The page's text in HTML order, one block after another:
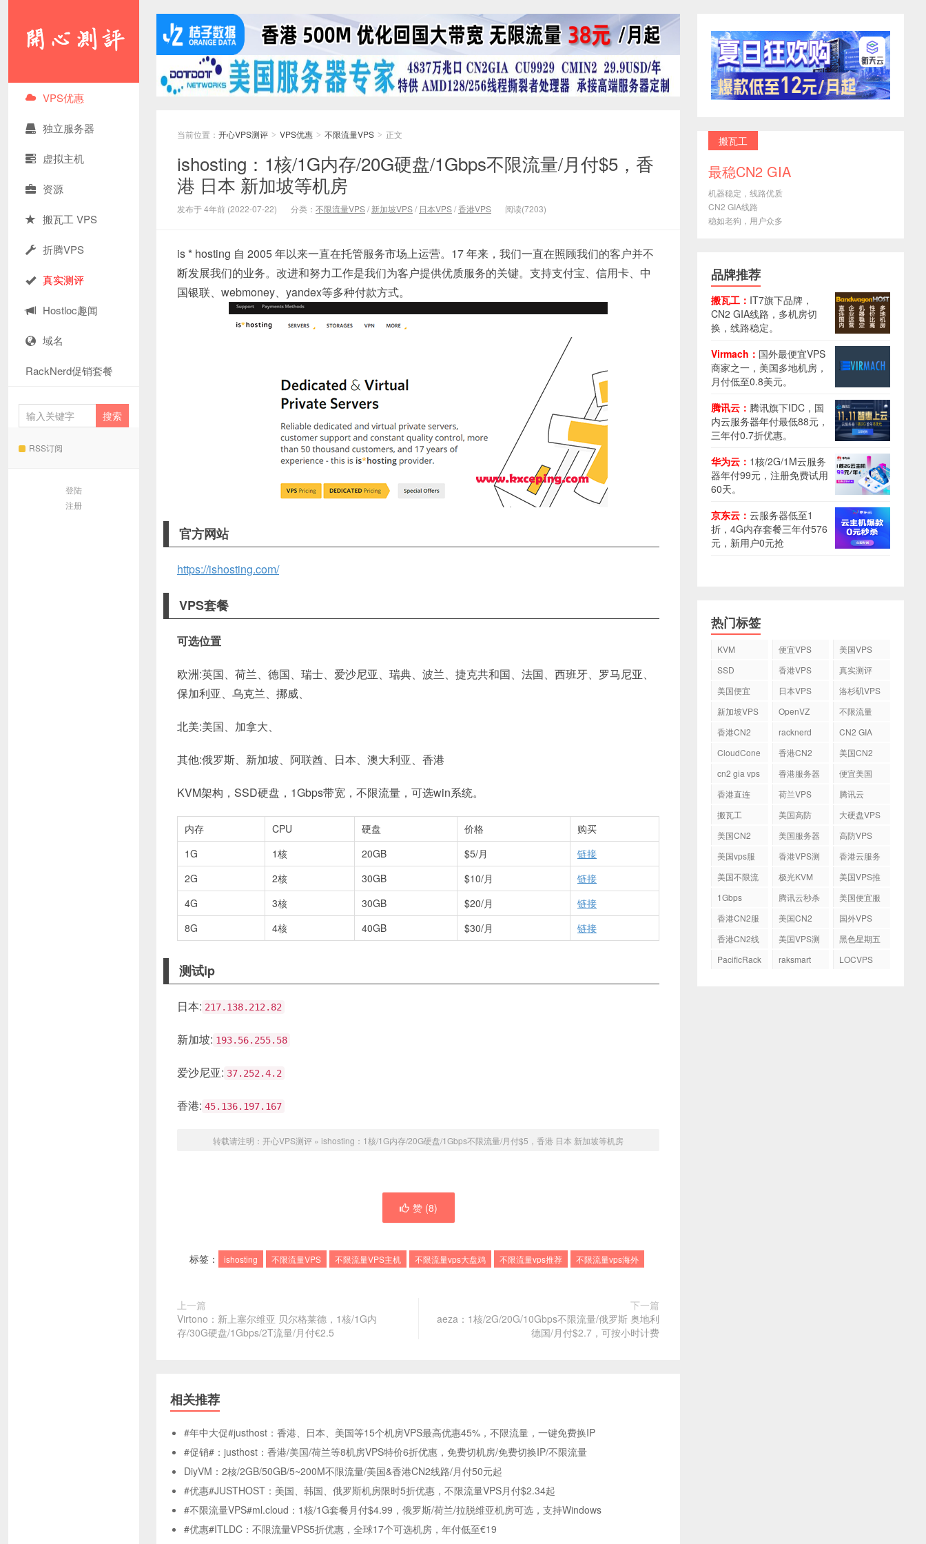
VPS优惠
独立服务器
虚拟主机
资源
搬瓦工 VPS
折腾VPS
真实测评
Hostloc趣闻
域名
RackNerd促销套餐
RSS订阅
登陆
注册
当前位置： 开心VPS测评 > VPS优惠 > 不限流量VPS > 正文
ishosting：1核/1G内存/20G硬盘/1Gbps不限流量/月付$5，香
港 日本 新加坡等机房
发布于 4年前 (2022-07-22) 分类： 不限流量VPS/ 新加坡VPS/ 日本VPS/香港VPS 阅读(7203)
is * hosting 自 2005 年以来一直在托管服务市场上运营。17 年来，我们一直在照顾我们的客户并不
断发展我们的业务。改进和努力工作是我们为客户提供优质服务的关键。支持支付宝、信用卡、中
国银联、webmoney、yandex等多种付款方式。
官方网站
https://ishosting.com/
VPS套餐
可选位置
欧洲:英国、荷兰、德国、瑞士、爱沙尼亚、瑞典、波兰、捷克共和国、法国、西班牙、罗马尼亚、
保加利亚、乌克兰、挪威、
北美:美国、加拿大、
其他:俄罗斯、新加坡、阿联酋、日本、澳大利亚、香港
KVM架构，SSD硬盘，1Gbps带宽，不限流量，可选win系统。
内存 CPU 硬盘 价格
购买
1G
1核 20GB $5/月
链接
2G
2核 30GB $10/月
链接
4G
3核 30GB $20/月
链接
8G
4核 40GB $30/月 链接
测试ip
日本: 217.138.212.82
新加坡: 193.56.255.58
爱沙尼亚: 37.252.4.2
香港: 45.136.197.167
转载请注明： 开心VPS测评 » ishosting：1核/1G内存/20G硬盘/1Gbps不限流量/月付$5，香港 日本 新加坡等机房
赞 (8)
标签： ishosting 不限流量VPS 不限流量VPS主机 不限流量vps大盘鸡 不限流量vps推荐 不限流量vps海外
上一篇
Virtono：新上塞尔维亚 贝尔格莱德，1核/1G内
存/30G硬盘/1Gbps/2T流量/月付€2.5
下一篇
aeza：1核/2G/20G/10Gbps不限流量/俄罗斯 奥地利
德国/月付$2.7，可按小时计费
相关推荐
#年中大促#justhost：香港、日本、美国等15个机房VPS最高优惠45%，不限流量，一键免费换IP
#促销#：justhost：香港/美国/荷兰等8机房VPS特价6折优惠，免费切机房/免费切换IP/不限流量
DiyVM：2核/2GB/50GB/5~200M不限流量/美国&香港CN2线路/月付50元起
#优惠#JUSTHOST：美国、韩国、俄罗斯机房限时5折优惠，不限流量VPS月付$2.34起
#不限流量VPS#ml.cloud：1核/1G套餐月付$4.99，俄罗斯/荷兰/拉脱维亚机房可选，支持Windows
#优惠#ITLDC：不限流量VPS5折优惠，全球17个可选机房，年付低至€19
搬瓦工
最稳CN2 GIA
机器稳定，线路优质
CN2 GIA线路
稳如老狗，用户众多
品牌推荐
搬瓦工： IT7旗下品牌，
CN2 GIA线路，多机房切
换，线路稳定。
Virmach： 国外最便宜VPS
商家之一，美国多地机房，
月付低至0.8美元。
腾讯云： 腾讯旗下IDC，国
内云服务器年付最低88元，
三年付0.7折优惠。
华为云： 1核/2G/1M云服务
器年付99元，注册免费试用
60天。
京东云： 云服务器低至1
折，4G内存套餐三年付576
元，新用户0元抢
热门标签
KVM 便宜VPS
美国VPS
SSD
香港VPS
真实测评
美国便宜
日本VPS
洛杉矶VPS
新加坡VPS
OpenVZ
不限流量
香港CN2
racknerd
CN2 GIA
CloudCone
香港CN2
美国CN2
cn2 gia vps
香港服务器
便宜美国
香港直连
荷兰VPS
腾讯云
搬瓦工
美国高防
大硬盘VPS
美国CN2
美国服务器
高防VPS
美国vps服
香港VPS测
香港云服务
美国不限流
极光KVM
美国VPS推
1Gbps 腾讯云秒杀
美国便宜服
香港CN2服
美国CN2
国外VPS
香港CN2线
美国VPS测
黑色星期五
PacificRack
raksmart LOCVPS